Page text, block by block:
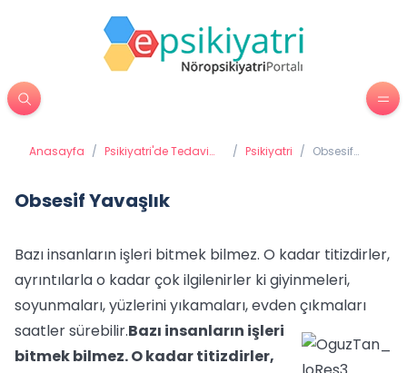
Anasayfa / Psikiyatri'de Tedavi
/ Psikiyatri / Obsesif
Obsesif Yavaşlık
Bazı insanların işleri bitmek bilmez. O kadar titizdirler,
ayrıntılarla o kadar çok ilgilenirler ki giyinmeleri,
soyunmaları, yüzlerini yıkamaları, evden çıkmaları
saatler sürebilir.Bazı insanların işleri
bitmek bilmez. O kadar titizdirler,